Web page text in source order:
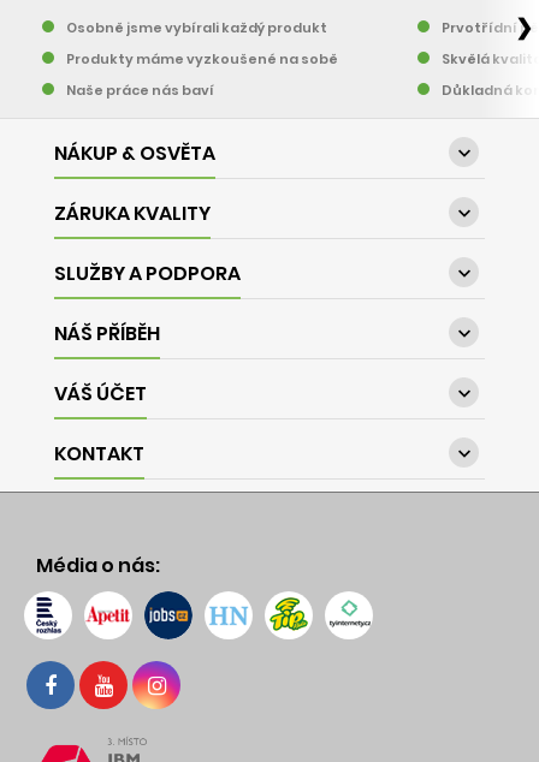
Osobně jsme vybírali každý produkt
Produkty máme vyzkoušené na sobě
Naše práce nás baví
Prvotřídní
Skvělá
Důkladná
❯
NÁKUP & OSVĚTA 
ZÁRUKA KVALITY 
SLUŽBY A PODPORA 
NÁŠ PŘÍBĚH 
VÁŠ ÚČET 
KONTAKT 
Média o nás: